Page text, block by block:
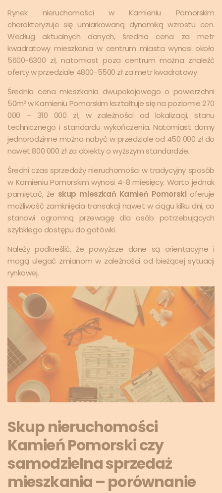
Rynek nieruchomości w Kamieniu Pomorskim
charakteryzuje się umiarkowaną dynamiką wzrostu cen.
Według aktualnych danych, średnia cena za metr
kwadratowy mieszkania w centrum miasta wynosi około
5600-6300 zł, natomiast poza centrum można znaleźć
oferty w przedziale 4800-5500 zł za metr kwadratowy.
Średnia cena mieszkania dwupokojowego o powierzchni
50m² w Kamieniu Pomorskim kształtuje się na poziomie 270
000 – 310 000 zł, w zależności od lokalizacji, stanu
technicznego i standardu wykończenia. Natomiast domy
jednorodzinne można nabyć w przedziale od 450 000 zł do
nawet 800 000 zł za obiekty o wyższym standardzie.
Średni czas sprzedaży nieruchomości w tradycyjny sposób
w Kamieniu Pomorskim wynosi 4-8 miesięcy. Warto jednak
pamiętać, że skup mieszkań Kamień Pomorski oferuje
możliwość zamknięcia transakcji nawet w ciągu kilku dni, co
stanowi ogromną przewagę dla osób potrzebujących
szybkiego dostępu do gotówki.
Należy podkreślić, że powyższe dane są orientacyjne i
mogą ulegać zmianom w zależności od bieżącej sytuacji
rynkowej.
Skup nieruchomości
Kamień Pomorski czy
samodzielna sprzedaż
mieszkania – porównanie